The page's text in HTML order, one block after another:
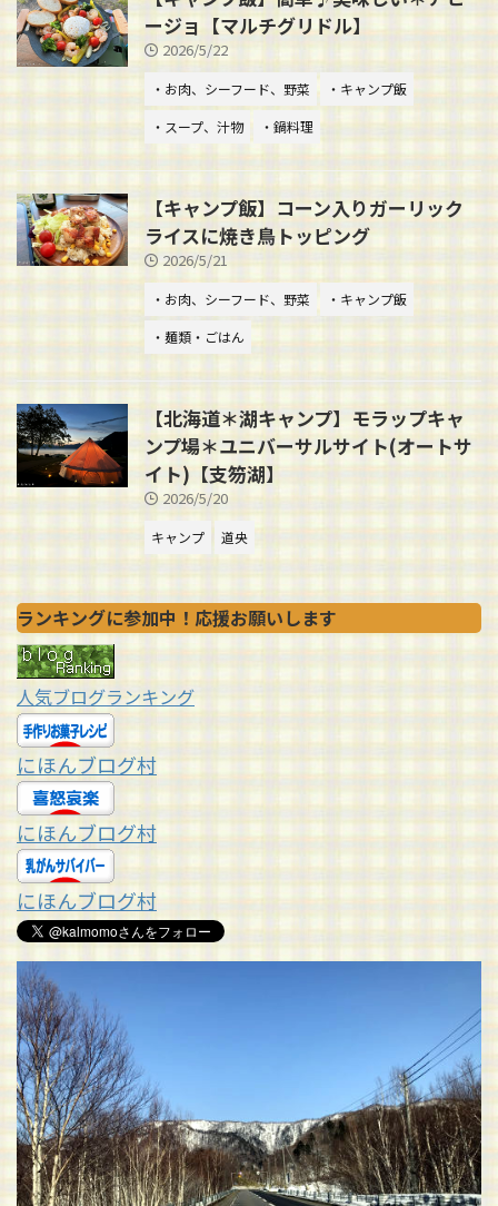
ージョ【マルチグリドル】
2026/5/22
・お肉、シーフード、野菜
・キャンプ飯
・スープ、汁物
・鍋料理
【キャンプ飯】コーン入りガーリック
ライスに焼き鳥トッピング
2026/5/21
・お肉、シーフード、野菜
・キャンプ飯
・麺類・ごはん
【北海道＊湖キャンプ】モラップキャ
ンプ場＊ユニバーサルサイト(オートサ
イト)【支笏湖】
2026/5/20
キャンプ 道央
ランキングに参加中！応援お願いします
人気ブログランキング
にほんブログ村
にほんブログ村
にほんブログ村